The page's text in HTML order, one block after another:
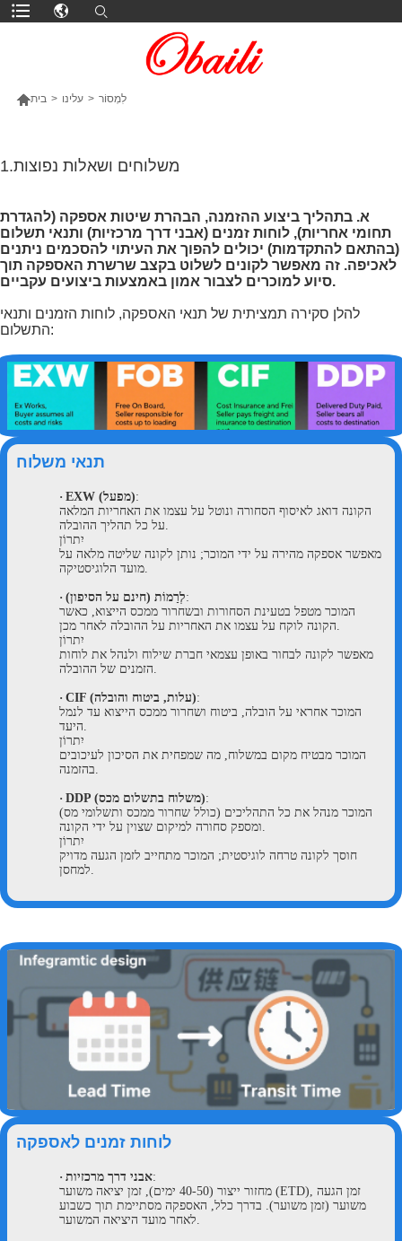
בית > עלינו > לִמְסוֹר
1.משלוחים ושאלות נפוצות
א. בתהליך ביצוע ההזמנה, הבהרת שיטות אספקה (להגדרת
תחומי אחריות), לוחות זמנים (אבני דרך מרכזיות) ותנאי תשלום
(בהתאם להתקדמות) יכולים להפוך את העיתוי להסכמים ניתנים
לאכיפה. זה מאפשר לקונים לשלוט בקצב שרשרת האספקה תוך
סיוע למוכרים לצבור אמון באמצעות ביצועים עקביים.
להלן סקירה תמציתית של תנאי האספקה, לוחות הזמנים ותנאי
התשלום:
תנאי משלוח
· EXW (מפעל):
הקונה דואג לאיסוף הסחורה ונוטל על עצמו את האחריות המלאה
על כל תהליך ההובלה.
יִתרוֹן
מאפשר אספקה מהירה על ידי המוכר; נותן לקונה שליטה מלאה על
מועד הלוגיסטיקה.
· לְרַמוֹת (חינם על הסיפון):
המוכר מטפל בטעינת הסחורות ובשחרור ממכס הייצוא, כאשר
הקונה לוקח על עצמו את האחריות על ההובלה לאחר מכן.
יִתרוֹן
מאפשר לקונה לבחור באופן עצמאי חברת שילוח ולנהל את לוחות
הזמנים של ההובלה.
· CIF (עלות, ביטוח והובלה):
המוכר אחראי על הובלה, ביטוח ושחרור ממכס הייצוא עד לנמל
היעד.
יִתרוֹן
המוכר מבטיח מקום במשלוח, מה שמפחית את הסיכון לעיכובים
בהזמנה.
· DDP (משלוח בתשלום מכס):
המוכר מנהל את כל התהליכים (כולל שחרור ממכס ותשלומי מס)
ומספק סחורה למיקום שצוין על ידי הקונה.
יִתרוֹן
חוסך לקונה טרחה לוגיסטית; המוכר מתחייב לזמן הגעה מדויק
למחסן.
לוחות זמנים לאספקה
· אבני דרך מרכזיות:
מחזור ייצור (40-50 ימים), זמן יציאה משוער (ETD), זמן הגעה
משוער (זמן משוער). בדרך כלל, האספקה מסתיימת תוך כשבוע
לאחר מועד היציאה המשוער.